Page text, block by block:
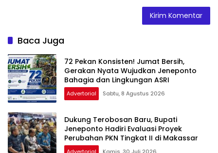
Baca Juga
72 Pekan Konsisten! Jumat Bersih,
Gerakan Nyata Wujudkan Jeneponto
Bahagia dan Lingkungan ASRI
Advertorial Sabtu, 8 Agustus 2026
Dukung Terobosan Baru, Bupati
Jeneponto Hadiri Evaluasi Proyek
Perubahan PKN Tingkat II di Makassar
Advertorial Kamis, 30 Juli 2026